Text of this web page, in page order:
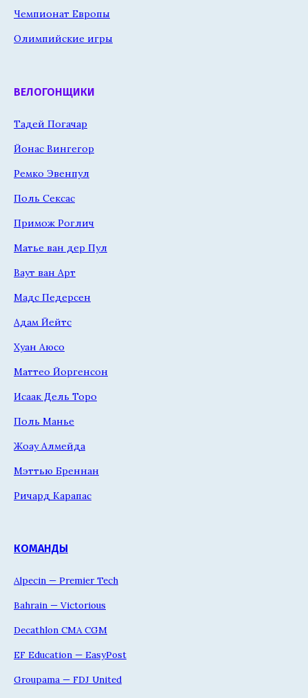
Чемпионат Европы
Олимпийские игры
ВЕЛОГОНЩИКИ
Тадей Погачар
Йонас Вингегор
Ремко Эвенпул
Поль Сексас
Примож Роглич
Матье ван дер Пул
Ваут ван Арт
Мадс Педерсен
Адам Йейтс
Хуан Аюсо
Маттео Йоргенсон
Исаак Дель Торо
Поль Манье
Жоау Алмейда
Мэттью Бреннан
Ричард Карапас
КОМАНДЫ
Alpecin — Premier Tech
Bahrain — Victorious
Decathlon CMA CGM
EF Education — EasyPost
Groupama — FDJ United